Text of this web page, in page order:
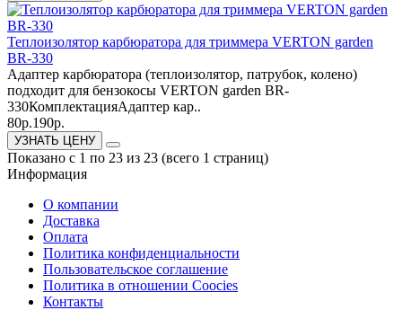
Теплоизолятор карбюратора для триммера VERTON garden
BR-330
Адаптер карбюратора (теплоизолятор, патрубок, колено)
подходит для бензокосы VERTON garden BR-
330КомплектацияАдаптер кар..
80р.190р.
УЗНАТЬ ЦЕНУ
Показано с 1 по 23 из 23 (всего 1 страниц)
Информация
О компании
Доставка
Оплата
Политика конфиденциальности
Пользовательское соглашение
Политика в отношении Coocies
Контакты